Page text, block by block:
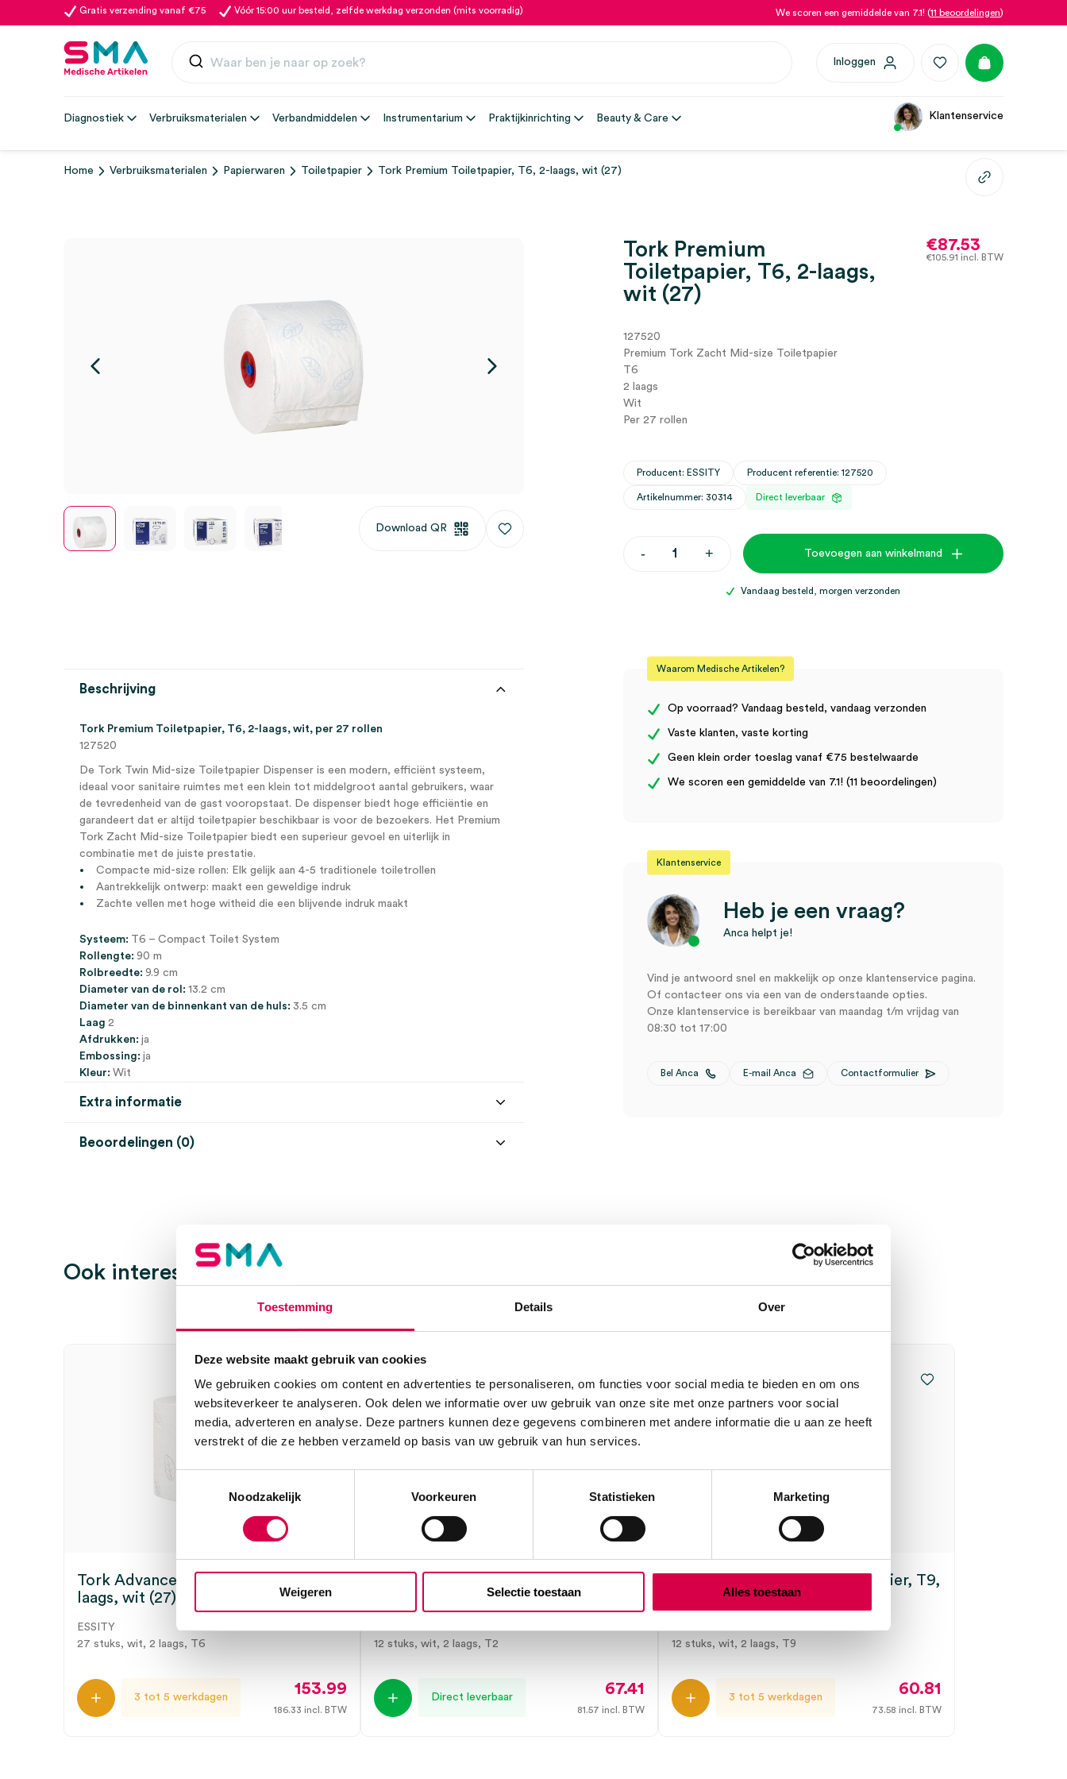
Toestemming Details Over
Deze website maakt gebruik van cookies
We gebruiken cookies om content en advertenties te personaliseren, om functies voor social media te bieden en om ons
websiteverkeer te analyseren. Ook delen we informatie over uw gebruik van onze site met onze partners voor social
media, adverteren en analyse. Deze partners kunnen deze gegevens combineren met andere informatie die u aan ze heeft
verstrekt of die ze hebben verzameld op basis van uw gebruik van hun services.
Noodzakelijk
Voorkeuren Statistieken Marketing
Weigeren Selectie toestaan Alles toestaan
Gratis verzending vanaf €75 Vóór 15:00 uur besteld, zelfde werkdag verzonden (mits voorradig) We scoren een gemiddelde van 7.1! (11 beoordelingen)
Inloggen
Diagnostiek Verbruiksmaterialen Verbandmiddelen Instrumentarium Praktijkinrichting Beauty & Care Klantenservice
Home Verbruiksmaterialen Papierwaren Toiletpapier Tork Premium Toiletpapier, T6, 2-laags, wit (27)
Download QR
Tork Premium
Toiletpapier, T6, 2-laags,
wit (27)
€87.53
€105.91 incl. BTW
127520
Premium Tork Zacht Mid-size Toiletpapier
T6
2 laags
Wit
Per 27 rollen
Producent: ESSITY Producent referentie: 127520
Artikelnummer: 30314 Direct leverbaar
-
aantal
+ Toevoegen aan winkelmand
Vandaag besteld, morgen verzonden
Beschrijving
Tork Premium Toiletpapier, T6, 2-laags, wit, per 27 rollen
127520
De Tork Twin Mid-size Toiletpapier Dispenser is een modern, efficiënt systeem,
ideaal voor sanitaire ruimtes met een klein tot middelgroot aantal gebruikers, waar
de tevredenheid van de gast vooropstaat. De dispenser biedt hoge efficiëntie en
garandeert dat er altijd toiletpapier beschikbaar is voor de bezoekers. Het Premium
Tork Zacht Mid-size Toiletpapier biedt een superieur gevoel en uiterlijk in
combinatie met de juiste prestatie.
Compacte mid-size rollen: Elk gelijk aan 4-5 traditionele toiletrollen
Aantrekkelijk ontwerp: maakt een geweldige indruk
Zachte vellen met hoge witheid die een blijvende indruk maakt
Systeem: T6 – Compact Toilet System
Rollengte: 90 m
Rolbreedte: 9.9 cm
Diameter van de rol: 13.2 cm
Diameter van de binnenkant van de huls: 3.5 cm
Laag 2
Afdrukken: ja
Embossing: ja
Kleur: Wit
Extra informatie
Beoordelingen (0)
Wees de eerste om “Tork Premium Toiletpapier, T6, 2-laags, wit (27)” te
Waarom Medische Artikelen?
Op voorraad? Vandaag besteld, vandaag verzonden
Vaste klanten, vaste korting
Geen klein order toeslag vanaf €75 bestelwaarde
We scoren een gemiddelde van 7.1! (11 beoordelingen)
Klantenservice
Heb je een vraag?
Anca helpt je!
Vind je antwoord snel en makkelijk op onze klantenservice pagina.
Of contacteer ons via een van de onderstaande opties.
Onze klantenservice is bereikbaar van maandag t/m vrijdag van
08:30 tot 17:00
Bel Anca E-mail Anca Contactformulier
Ook interessant
Tork Advanced Toiletpapier, T6, 2-
laags, wit (27)
ESSITY
27 stuks, wit, 2 laags, T6
3 tot 5 werkdagen 153.99
186.33 incl. BTW
12 stuks, wit, 2 laags, T2
Direct leverbaar 67.41
81.57 incl. BTW
Tork SmartOne Mini toiletpapier, T9,
2 laags, wit (12)
12 stuks, wit, 2 laags, T9
3 tot 5 werkdagen 60.81
73.58 incl. BTW